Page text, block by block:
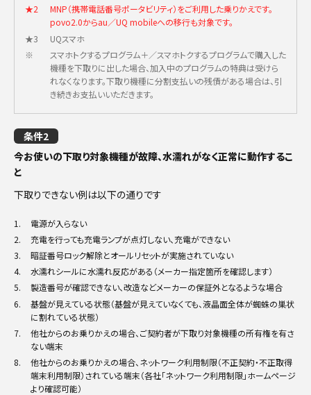
★2
MNP（携帯電話番号ポータビリティ）をご利用した乗りかえです。
povo2.0からau／UQ mobileへの移行も対象です。
★3
UQスマホ
※
スマホトクするプログラム＋／スマホトクするプログラムで購入した
機種を下取りに出した場合、加入中のプログラムの特典は受けら
れなくなります。下取り機種に分割支払いの残債がある場合は、引
き続きお支払いいただきます。
条件2
今お使いの下取り対象機種が故障、水濡れがなく正常に動作するこ
と
下取りできない例は以下の通りです
1.
電源が入らない
2.
充電を行っても充電ランプが点灯しない、充電ができない
3.
暗証番号ロック解除とオールリセットが実施されていない
4.
水濡れシールに水濡れ反応がある（メーカー指定箇所を確認します）
5.
製造番号が確認できない、改造などメーカーの保証外となるような場合
6.
基盤が見えている状態（基盤が見えていなくても、液晶面全体が蜘蛛の巣状
に割れている状態）
7.
他社からのお乗りかえの場合、ご契約者が下取り対象機種の所有権を有さ
ない端末
8.
他社からのお乗りかえの場合、ネットワーク利用制限（不正契約・不正取得
端末利用制限）されている端末（各社「ネットワーク利用制限」ホームページ
より確認可能）